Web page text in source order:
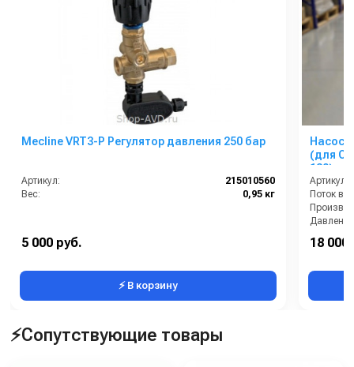
Mecline VRT3-P Регулятор давления 250 бар
Артикул:
215010560
Вес:
0,95 кг
5 000 руб.
⚡ В корзину
Насос
(для
130)
Артикул:
Поток
18 000
⚡Сопутствующие товары